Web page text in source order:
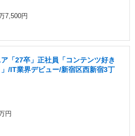
7,500円
「27卒」正社員「コンテンツ好き
/IT業界デビュー/新宿区西新宿3丁
円